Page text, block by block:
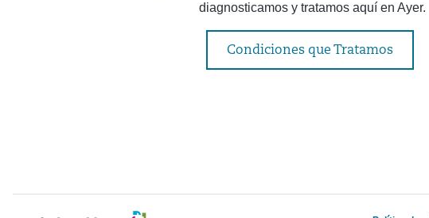
diagnosticamos y tratamos aquí en Ayer.
Condiciones que Tratamos